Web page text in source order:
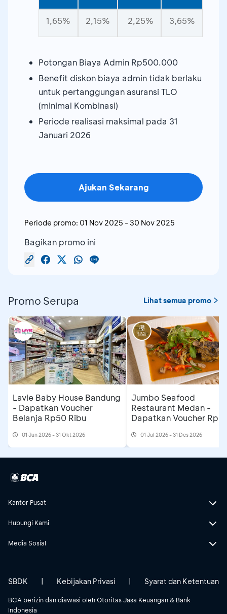
1,65% 2,15% 2,25% 3,65%
Potongan Biaya Admin Rp500.000
Benefit diskon biaya admin tidak berlaku
untuk pertanggungan asuransi TLO
(minimal Kombinasi)
Periode realisasi maksimal pada 31
Januari 2026
Ajukan Sekarang
Periode promo: 01 Nov 2025 - 30 Nov 2025
Bagikan promo ini
Promo Serupa Lihat semua promo
Lavie Baby House Bandung
- Dapatkan Voucher
Belanja Rp50 Ribu
01 Jun 2026 - 31 Okt 2026
Jumbo Seafood
Restaurant Medan -
Dapatkan Voucher
01 Jul 2026 - 31 Des 2026
Kantor Pusat
Hubungi Kami
Media Sosial
BCA berizin dan diawasi oleh Otoritas Jasa Keuangan & Bank
Indonesia
SBDK | Kebijakan Privasi | Syarat dan Ketentuan